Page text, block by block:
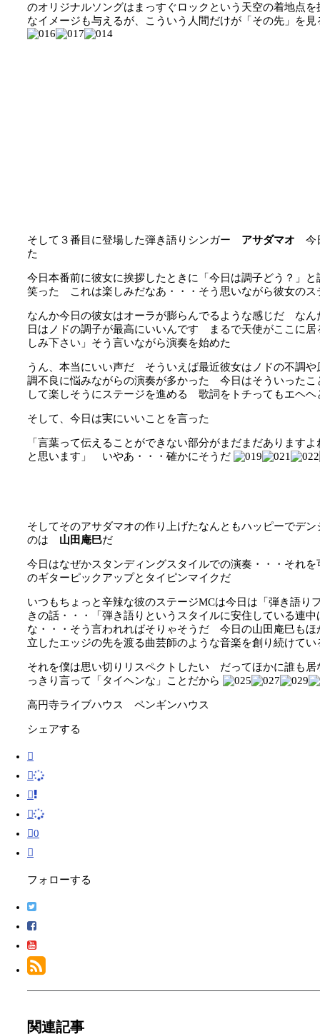
のオリジナルソングはまっすぐロックという天空の着地点
なイメージも与えるが、こういう人間だけが「その先」を
そして３番目に登場した弾き語りシンガー アサダマオ 今
た
今日本番前に彼女に挨拶したときに「今日は調子どう？」
笑った これは楽しみだなあ・・・そう思いながら彼女のス
なんか今日の彼女はオーラが膨らんでるような感じだ な
日はノドの調子が最高にいいんです まるで天使がここに
しみ下さい」そう言いながら演奏を始めた
うん、本当にいい声だ そういえば最近彼女はノドの不調
調不良に悩みながらの演奏が多かった 今日はそういったこ
して楽しそうにステージを進める 歌詞をトチってもエヘヘ
そして、今日は実にいいことを言った
「言葉って伝えることができない部分がまだまだあります
と思います」 いやあ・・・確かにそうだ
そしてそのアサダマオの作り上げたなんともハッピーでデ
のは 山田庵巳だ
今日はなぜかスタンディングスタイルでの演奏・・・それ
のギターピックアップとタイピンマイクだ
いつもちょっと辛辣な彼のステージMCは今日は「弾き語り
きの話・・・「弾き語りというスタイルに安住している連
な・・・そう言われればそりゃそうだ 今日の山田庵巳も
立したエッジの先を渡る曲芸師のような音楽を創り続けてい
それを僕は思い切りリスペクトしたい だってほかに誰も
っきり言って「タイヘンな」ことだから
高円寺ライブハウス ペンギンハウス
シェアする
0
フォローする
関連記事